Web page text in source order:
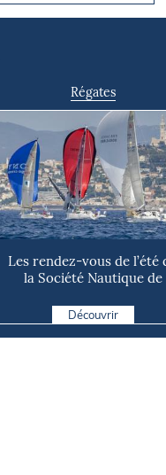
Régates
Les rendez-vous de l’été
la Société Nautique de
Découvrir